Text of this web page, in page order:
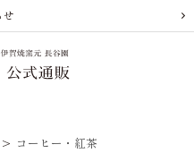
せ
> コーヒー・紅茶